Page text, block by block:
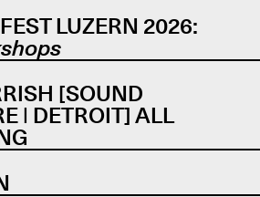
LUZERN 2026:
[SOUND
| DETROIT] ALL